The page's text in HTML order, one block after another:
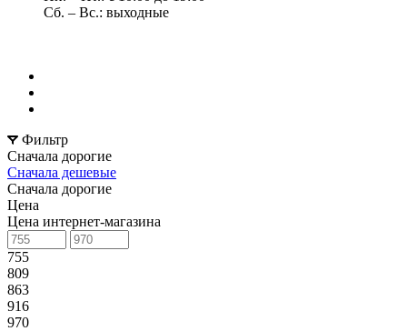
Сб. – Вс.: выходные
Фильтр
Сначала дорогие
Сначала дешевые
Сначала дорогие
Цена
Цена интернет-магазина
755
809
863
916
970